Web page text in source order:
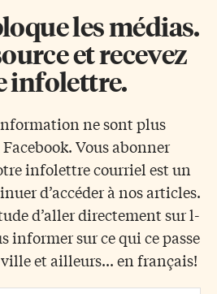
les médias.
et recevez
infolettre.
ne sont plus
Vous abonner
infolettre courriel est un
d’accéder à nos articles.
d’aller directement sur l-
informer sur ce qui ce passe
et ailleurs... en français!